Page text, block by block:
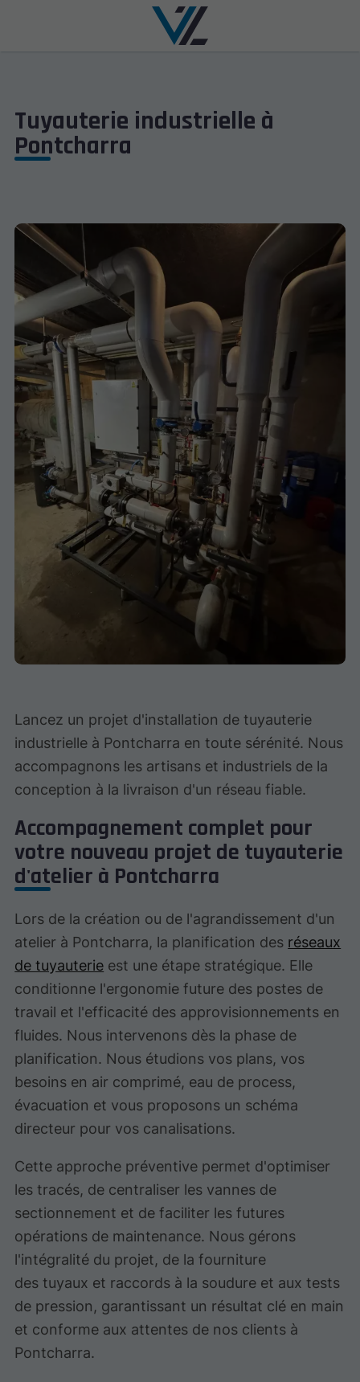
Tuyauterie industrielle à
Pontcharra
Lancez un projet d'installation de tuyauterie
industrielle à Pontcharra en toute sérénité. Nous
accompagnons les artisans et industriels de la
conception à la livraison d'un réseau fiable.
Accompagnement complet pour
votre nouveau projet de tuyauterie
d'atelier à Pontcharra
Lors de la création ou de l'agrandissement d'un
atelier à Pontcharra, la planification des réseaux
de tuyauterie est une étape stratégique. Elle
conditionne l'ergonomie future des postes de
travail et l'efficacité des approvisionnements en
fluides. Nous intervenons dès la phase de
planification. Nous étudions vos plans, vos
besoins en air comprimé, eau de process,
évacuation et vous proposons un schéma
directeur pour vos canalisations.
Cette approche préventive permet d'optimiser
les tracés, de centraliser les vannes de
sectionnement et de faciliter les futures
opérations de maintenance. Nous gérons
l'intégralité du projet, de la fourniture
des tuyaux et raccords à la soudure et aux tests
de pression, garantissant un résultat clé en main
et conforme aux attentes de nos clients à
Pontcharra.